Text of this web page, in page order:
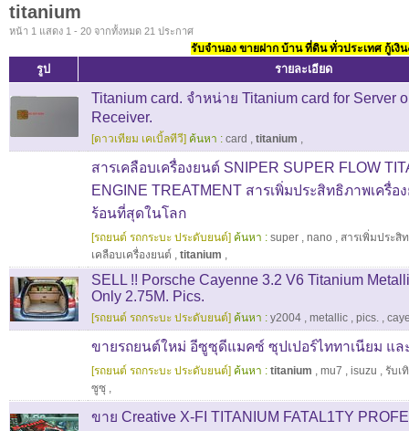
titanium
หน้า 1 แสดง 1 - 20 จากทั้งหมด 21 ประกาศ
รับจำนอง ขายฝาก บ้าน ที่ดิน ทั่วประเทศ กู้เงิ
รูป รายละเอียด
Titanium card. จำหน่าย Titanium card for Server
Receiver.
[ดาวเทียม เคเบิ้ลทีวี] ค้นหา : card , titanium ,
สารเคลือบเครื่องยนต์ SNIPER SUPER FLOW
ENGINE TREATMENT สารเพิ่มประสิทธิภาพเครื่
ร้อนที่สุดในโลก
[รถยนต์ รถกระบะ ประดับยนต์] ค้นหา : super , nano , สารเพิ่มประสิ
เคลือบเครื่องยนต์ , titanium ,
SELL !! Porsche Cayenne 3.2 V6 Titanium
Only 2.75M. Pics.
[รถยนต์ รถกระบะ ประดับยนต์] ค้นหา : y2004 , metallic , pics. ,
ขายรถยนต์ใหม่ อีซูซุดีแมคซ์ ซุปเปอร์ไททาเนียม แล
[รถยนต์ รถกระบะ ประดับยนต์] ค้นหา : titanium , mu7 , isuzu , รับเ
ซูซุ ,
ขาย Creative X-FI TITANIUM FATAL1TY